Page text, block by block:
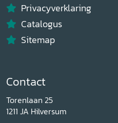
Privacyverklaring
Catalogus
Sitemap
Contact
Torenlaan 25
1211 JA Hilversum